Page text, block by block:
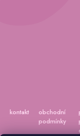
kontakt
obchodní
podmínky